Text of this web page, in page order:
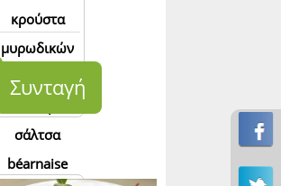
κρούστα
μυρωδικών
και σπανάκι
σάλτσα
béarnaise
Συνταγή